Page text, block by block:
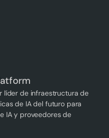
líder de infraestructura de
de IA del futuro para
IA y proveedores de